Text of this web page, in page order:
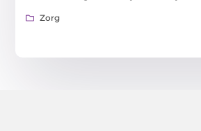
Zorg